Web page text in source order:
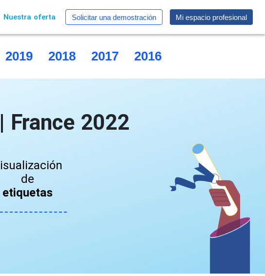
Nuestra oferta Solicitar una demostración Mi espacio profesional
2019 2018 2017 2016
France 2022
de
etiquetas